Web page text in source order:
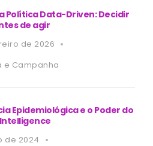
Política Data-Driven: Decidir
de agir
de 2026
e Campanha
Epidemiológica e o Poder do
de 2024